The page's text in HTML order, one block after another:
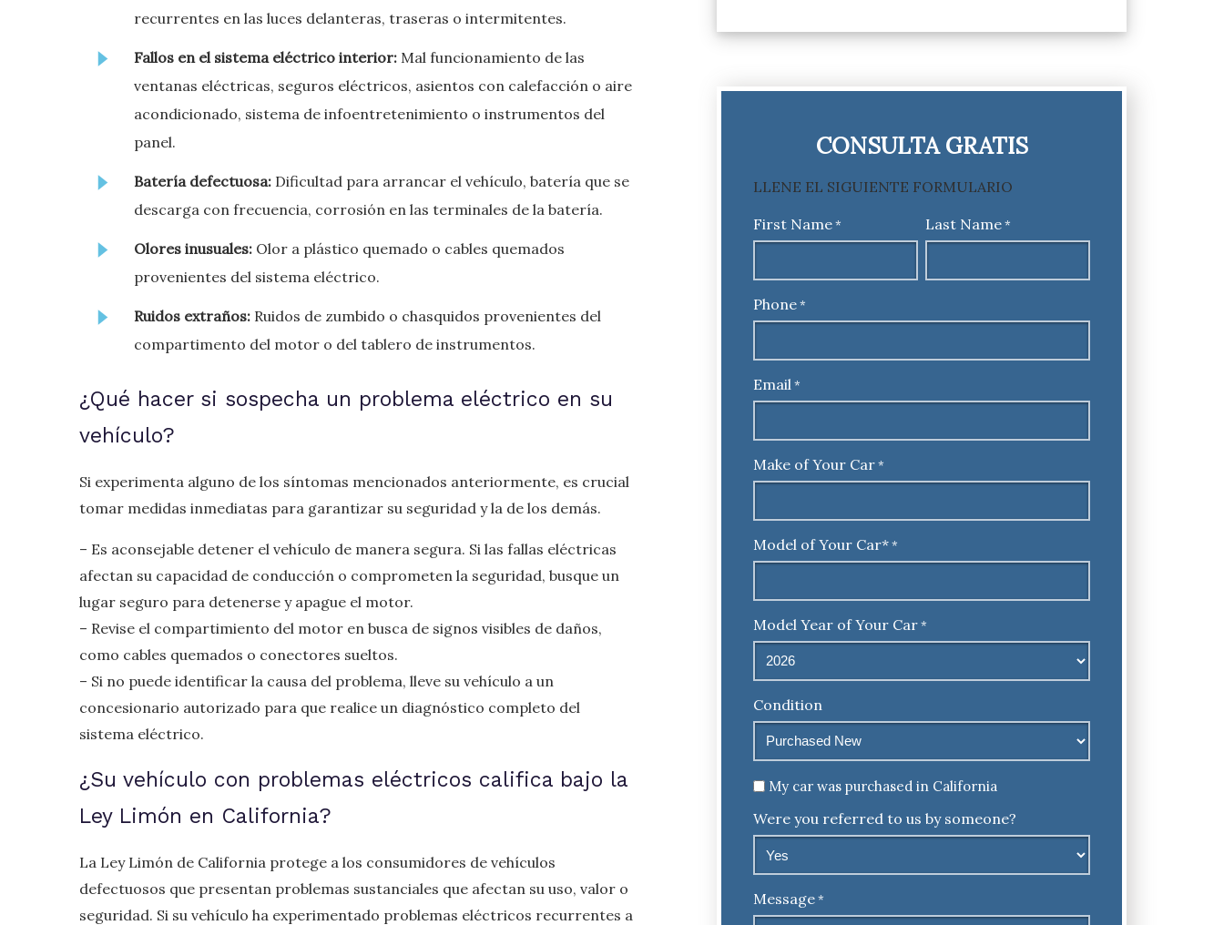
recurrentes en las luces delanteras, traseras o intermitentes.
Fallos en el sistema eléctrico interior: Mal funcionamiento de las
ventanas eléctricas, seguros eléctricos, asientos con calefacción o aire
acondicionado, sistema de infoentretenimiento o instrumentos del
panel.
Batería defectuosa: Dificultad para arrancar el vehículo, batería que se
descarga con frecuencia, corrosión en las terminales de la batería.
Olores inusuales: Olor a plástico quemado o cables quemados
provenientes del sistema eléctrico.
Ruidos extraños: Ruidos de zumbido o chasquidos provenientes del
compartimento del motor o del tablero de instrumentos.
¿Qué hacer si sospecha un problema eléctrico en su
vehículo?
Si experimenta alguno de los síntomas mencionados anteriormente, es crucial
tomar medidas inmediatas para garantizar su seguridad y la de los demás.
– Es aconsejable detener el vehículo de manera segura. Si las fallas eléctricas
afectan su capacidad de conducción o comprometen la seguridad, busque un
lugar seguro para detenerse y apague el motor.
– Revise el compartimiento del motor en busca de signos visibles de daños,
como cables quemados o conectores sueltos.
– Si no puede identificar la causa del problema, lleve su vehículo a un
concesionario autorizado para que realice un diagnóstico completo del
sistema eléctrico.
¿Su vehículo con problemas eléctricos califica bajo la
Ley Limón en California?
La Ley Limón de California protege a los consumidores de vehículos
defectuosos que presentan problemas sustanciales que afectan su uso, valor o
seguridad. Si su vehículo ha experimentado problemas eléctricos recurrentes a
CONSULTA GRATIS
LLENE EL SIGUIENTE FORMULARIO
First Name* Last Name*
Phone*
Email *
Make of Your Car*
Model of Your Car**
Model Year of Your Car*
Condition
Untitled
My car was purchased in California
Were you referred to us by someone?
Message*